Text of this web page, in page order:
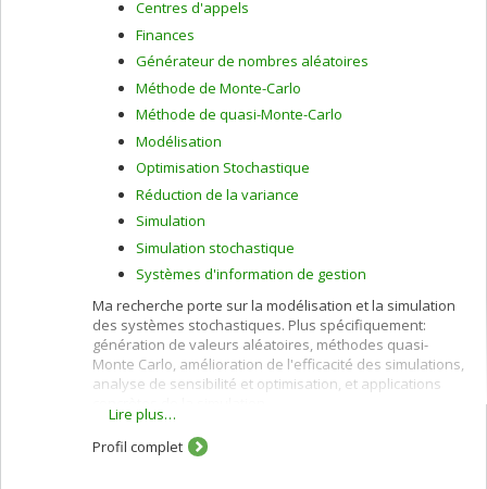
Centres d'appels
Finances
Générateur de nombres aléatoires
Méthode de Monte-Carlo
Méthode de quasi-Monte-Carlo
Modélisation
Optimisation Stochastique
Réduction de la variance
Simulation
Simulation stochastique
Systèmes d'information de gestion
Ma recherche porte sur la modélisation et la simulation
des systèmes stochastiques. Plus spécifiquement:
génération de valeurs aléatoires, méthodes quasi-
Monte Carlo, amélioration de l'efficacité des simulations,
analyse de sensibilité et optimisation, et applications
Lire plus…
Profil complet